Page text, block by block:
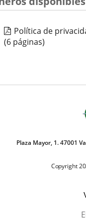
Política de
(6 páginas)
Plaza Mayor, 1. 47001
Copyright